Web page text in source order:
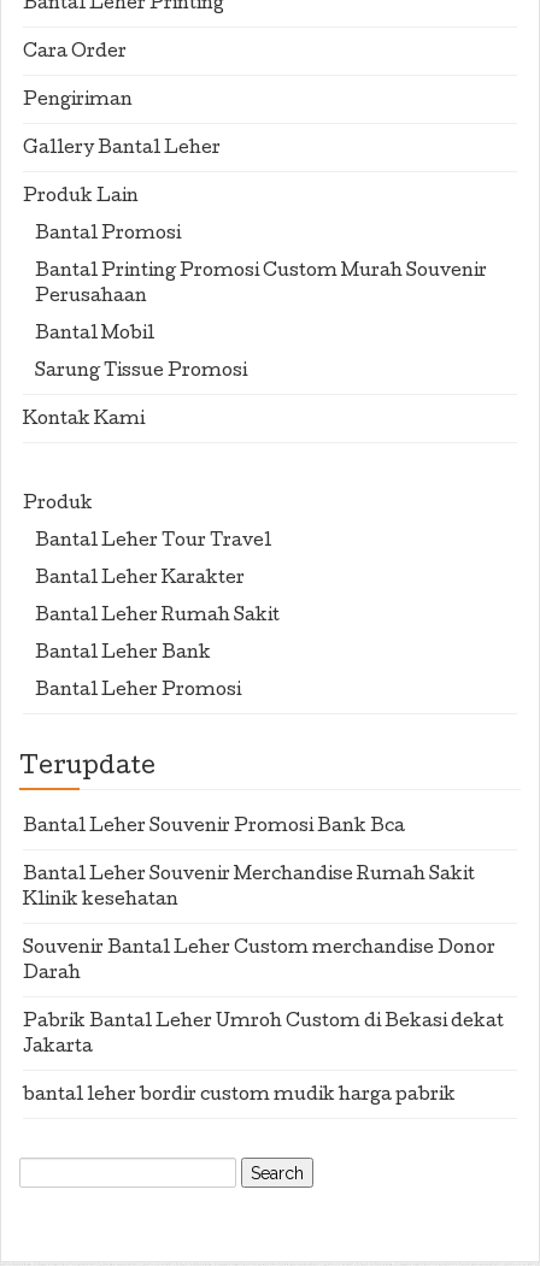
Bantal Leher Printing
Cara Order
Pengiriman
Gallery Bantal Leher
Produk Lain
Bantal Promosi
Bantal Printing Promosi Custom Murah Souvenir
Perusahaan
Bantal Mobil
Sarung Tissue Promosi
Kontak Kami
Produk
Bantal Leher Tour Travel
Bantal Leher Karakter
Bantal Leher Rumah Sakit
Bantal Leher Bank
Bantal Leher Promosi
Terupdate
Bantal Leher Souvenir Promosi Bank Bca
Bantal Leher Souvenir Merchandise Rumah Sakit
Klinik kesehatan
Souvenir Bantal Leher Custom merchandise Donor
Darah
Pabrik Bantal Leher Umroh Custom di Bekasi dekat
Jakarta
bantal leher bordir custom mudik harga pabrik
Search
for: